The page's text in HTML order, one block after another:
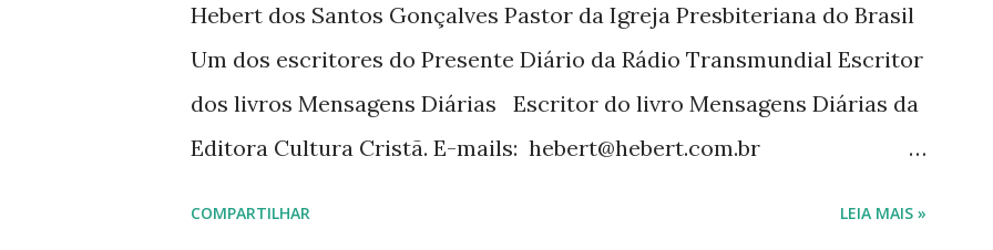
Hebert dos Santos Gonçalves Pastor da Igreja Presbiteriana do Brasil
Um dos escritores do Presente Diário da Rádio Transmundial Escritor
dos livros Mensagens Diárias Escritor do livro Mensagens Diárias da
Editora Cultura Cristã. E-mails: hebert@hebert.com.br
COMPARTILHAR LEIA MAIS »